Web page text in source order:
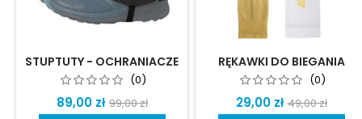
STUPTUTY - OCHRANIACZE
NA BUTY (0)
89,00 zł 99,00 zł
RĘKAWKI DO BIEGANIA
AONIJIE (0)
29,00 zł 49,00 zł